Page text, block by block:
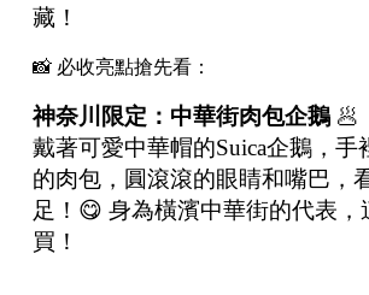
藏！
📸 必收亮點搶先看：
神奈川限定：中華街肉包企鵝🥟
戴著可愛中華帽的Suica企鵝，手
的肉包，圓滾滾的眼睛和嘴巴，
足！😋 身為橫濱中華街的代表，
買！